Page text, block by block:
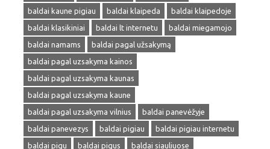
baldai kaune pigiau
baldai klaipeda
baldai klaipedoje
baldai klasikiniai
baldai lt internetu
baldai miegamojo
baldai namams
baldai pagal užsakymą
baldai pagal uzsakyma kainos
baldai pagal uzsakyma kaunas
baldai pagal uzsakyma kaune
baldai pagal uzsakyma vilnius
baldai panevėžyje
baldai panevezys
baldai pigiau
baldai pigiau internetu
baldai pigu
baldai pigus baldai siauliuose